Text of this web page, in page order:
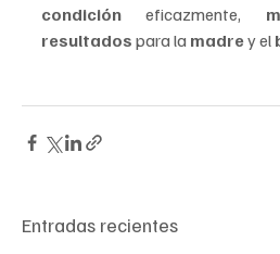
condición eficazmente,
resultados para la madre y el
Entradas recientes